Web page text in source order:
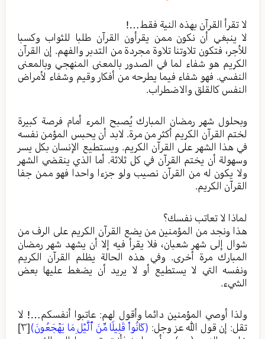
لا تقرأ القرآن بهذه النية فقط…!
لا ينبغي أن نكون ممن يقرأون القرآن طلبا للثواب وكسبا
للأجر، فتكون تلاوتنا تلاوة مجردة من التدبر والفهم. إن القرآن
الكريم هو شفاء لما في الصدور بالمعنى المنهجي وبالمعنى
النفسي. فهو شفاء فيما يطرحه من أفكار وقيم وشفاء لأمراض
النفس كالقلق والاضطراب.
وبحلول شهر رمضان المبارك يُصبح المرء أمام فرصة كبيرة
لختم القرآن الكريم أكثر من مرة. لابد أن يحبس المؤمن نفسه
في هذا الشهر على القرآن الكريم. ويستطيع الإنسان بكل يسر
وسهولة أن يختم القرآن في كل ثلاثة. أما الذي ينقضي الشهر
ولا يكون له من القرآن نصيب ولو جزءا واحدا فهو ممن جفا
القرآن الكريم.
لماذا لا تعاتب نفسك؟
هذا ونجد من المؤمنين من يضع القرآن الكريم على الرف من
شوال إلى شهر شعبان، فلا يقرأ فيه إلا أن يشهد شهر رمضان
المبارك مرة أخرى. وفي هذه الحالة يظلم القرآن الكريم
ونفسه التي لا يستطيع أو لا يريد أن يضغط عليها بعض
الشيء.
ولذا أوصي المؤمنين دائما وأقول لهم: عاتبوا أنفسكم…! لا
تقل: إن قول الله عز وجل: (كَانُواْ قَلِيلࣰا مِّنَ ٱلَّيۡلِ مَا يَهۡجَعُونَ)[٣]